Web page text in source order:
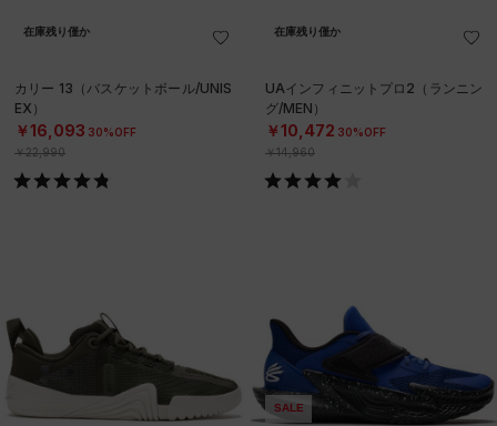
在庫残り僅か
カリー 13（バスケットボール/UNIS
EX）
￥16,093 30%OFF
￥22,990
在庫残り僅か
UAインフィニットプロ2（ランニン
グ/MEN）
￥10,472 30%OFF
￥14,960
SALE